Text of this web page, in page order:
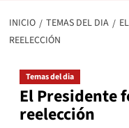
INICIO TEMAS DEL DIA
REELECCIÓN
Temas del dia
El Presidente
reelección